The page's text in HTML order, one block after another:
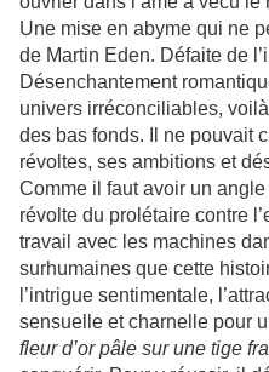
Une mise en abyme qui ne
de Martin Eden. Défaite de
Désenchantement
univers irréconciliables,
des bas fonds. Il ne pouvait
révoltes, ses ambitions et
Comme il faut avoir un angle
révolte du prolétaire contre
travail avec les machines
surhumaines que cette
l’intrigue sentimentale,
sensuelle et charnelle pour
fleur d’or pâle sur une tige